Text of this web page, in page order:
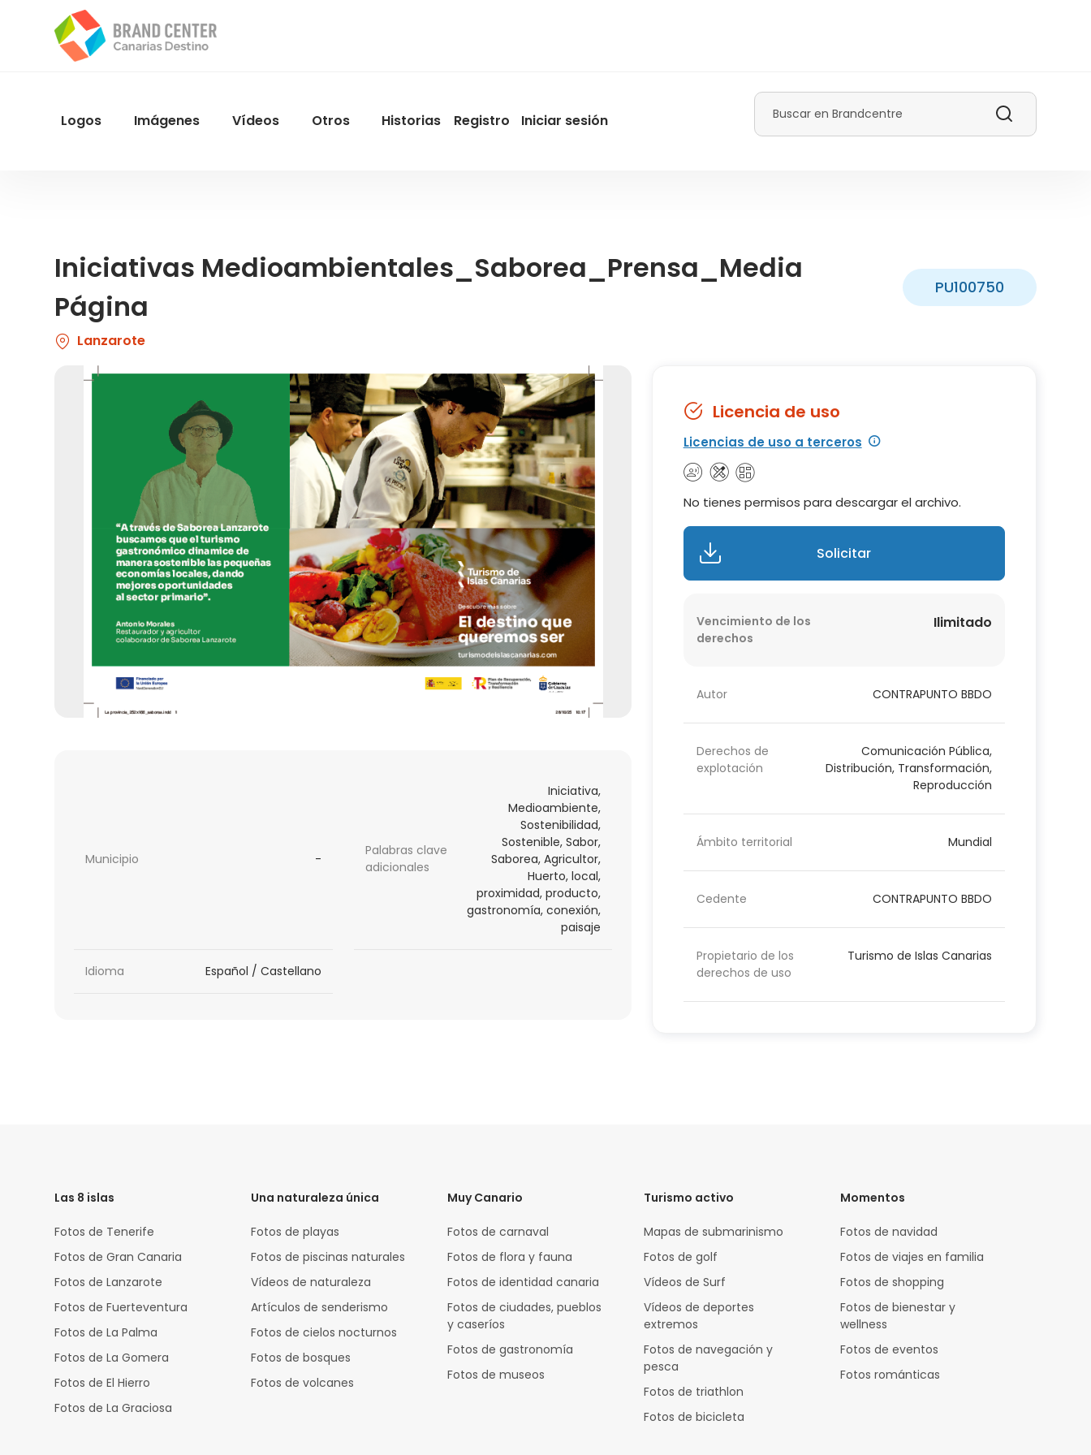
contenido
Menu
Logos Imágenes Vídeos Otros Historias
User
Registro Iniciar sesión
Buscar
Iniciativas Medioambientales_Saborea_Prensa_Media
Página
PU100750
Lanzarote
Municipio -
Palabras clave
adicionales
Iniciativa,
Medioambiente,
Sostenibilidad,
Sostenible, Sabor,
Saborea, Agricultor,
Huerto, local,
proximidad, producto,
gastronomía, conexión,
paisaje
Idioma Español / Castellano
Licencia de uso
Licencias de uso a terceros
No tienes permisos para descargar el archivo.
Solicitar
Vencimiento de los
derechos
Ilimitado
Autor CONTRAPUNTO BBDO
Derechos de
explotación
Comunicación Pública,
Distribución, Transformación,
Reproducción
Ámbito territorial Mundial
Cedente CONTRAPUNTO BBDO
Propietario de los
derechos de uso
Turismo de Islas Canarias
Las 8 islas
Fotos de Tenerife
Fotos de Gran Canaria
Fotos de Lanzarote
Fotos de Fuerteventura
Fotos de La Palma
Fotos de La Gomera
Fotos de El Hierro
Fotos de La Graciosa
Una naturaleza única
Fotos de playas
Fotos de piscinas naturales
Vídeos de naturaleza
Artículos de senderismo
Fotos de cielos nocturnos
Fotos de bosques
Fotos de volcanes
Muy Canario
Fotos de carnaval
Fotos de flora y fauna
Fotos de identidad canaria
Fotos de ciudades, pueblos
y caseríos
Fotos de gastronomía
Fotos de museos
Turismo activo
Mapas de submarinismo
Fotos de golf
Vídeos de Surf
Vídeos de deportes
extremos
Fotos de navegación y
pesca
Fotos de triathlon
Fotos de bicicleta
Momentos
Fotos de navidad
Fotos de viajes en familia
Fotos de shopping
Fotos de bienestar y
wellness
Fotos de eventos
Fotos románticas